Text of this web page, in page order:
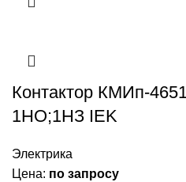
Контактор КМИп-
1НО;1НЗ IEK
Электрика
Цена: по запросу